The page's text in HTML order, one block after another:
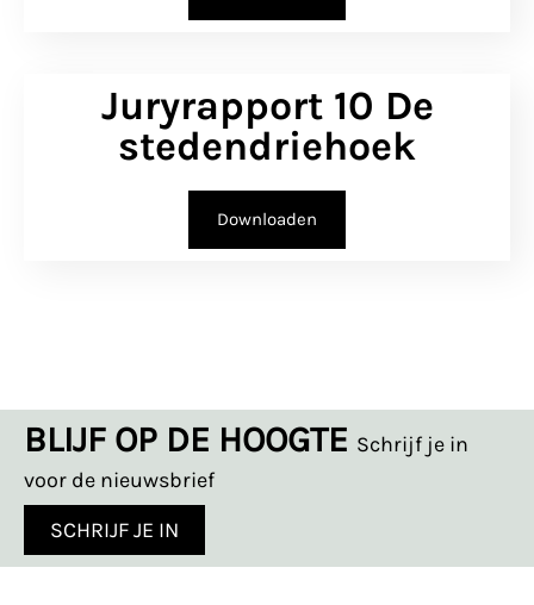
Juryrapport 10 De
stedendriehoek
Downloaden
BLIJF OP DE HOOGTE Schrijf je in
voor de nieuwsbrief
SCHRIJF JE IN